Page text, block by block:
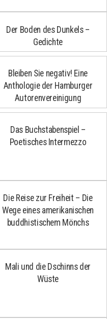
Der Boden des Dunkels –
Gedichte
Bleiben Sie negativ! Eine
Anthologie der Hamburger
Autorenvereinigung
Das Buchstabenspiel –
Poetisches Intermezzo
Die Reise zur Freiheit – Die
Wege eines amerikanischen
buddhistischem Mönchs
Mali und die Dschinns der
Wüste